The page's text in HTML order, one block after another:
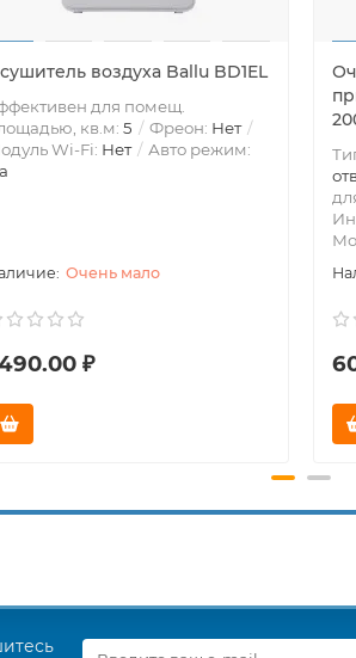
воздуха Ballu BD1EL
для помещ.
кв.м: 5 Фреон: Нет
Wi-Fi: Нет
Авто режим:
Очень мало
₽